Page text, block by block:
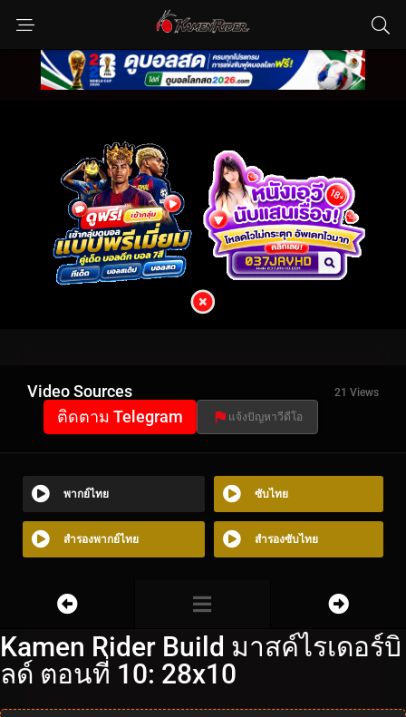
Video Sources 21 Views
ติดตาม Telegram แจ้งปัญหาวีดีโอ
พากย์ไทย ซับไทย
สำรองพากย์ไทย สำรองซับไทย
Kamen Rider Build มาสค์ไรเดอร์บิ
ลด์ ตอนที่ 10: 28x10